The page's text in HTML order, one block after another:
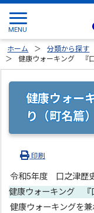
ホーム 分類から探す
健康ウォーキング 『
健康ウォー
り（町名篇
印刷
令和5年度 口之津歴
健康ウォーキング 『
健康ウォーキングを